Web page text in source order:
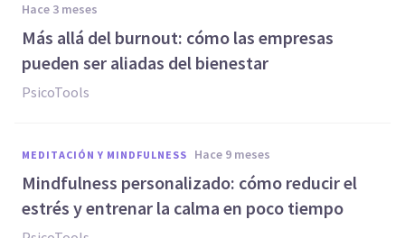
hace 3 meses
Más allá del burnout: cómo las empresas
pueden ser aliadas del bienestar
PsicoTools
MEDITACIÓN Y MINDFULNESS hace 9 meses
Mindfulness personalizado: cómo reducir el
estrés y entrenar la calma en poco tiempo